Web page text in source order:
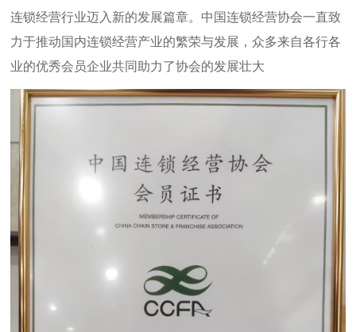
连锁经营行业迈入新的发展篇章。中国连锁经营协会一直致
力于推动国内连锁经营产业的繁荣与发展，众多来自各行各
业的优秀会员企业共同助力了协会的发展壮大